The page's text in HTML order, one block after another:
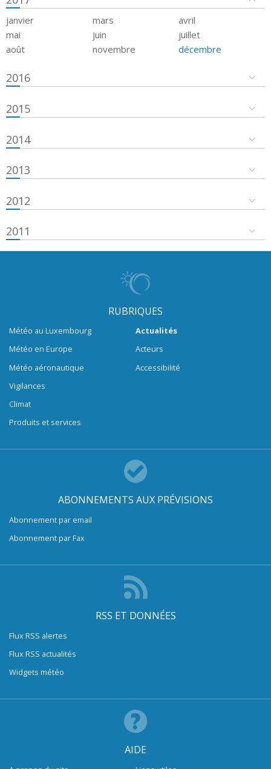
janvier mars
avril
mai
juin
juillet
août
novembre décembre
2016
2015
2014
2013
2012
2011
RUBRIQUES
Météo au Luxembourg
Météo en Europe
Météo aéronautique
Vigilances
Climat
Produits et services
Actualités
Acteurs
Accessibilité
ABONNEMENTS AUX PRÉVISIONS
Abonnement par email
Abonnement par Fax
RSS ET DONNÉES
Flux RSS alertes
Flux RSS actualités
Widgets météo
AIDE